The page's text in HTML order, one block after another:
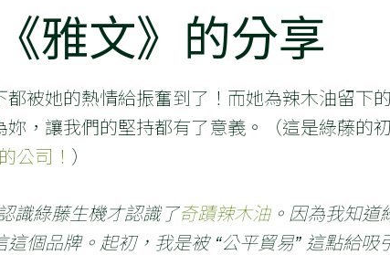
雅文》的分享
被她的熱情給振奮到了！而她為辣木油留下
，讓我們的堅持都有了意義。（這是綠藤的初
公司！ ）
識綠藤生機才認識了奇蹟辣木油。因為我知道
個品牌。起初，我是被 “公平貿易” 這點給吸